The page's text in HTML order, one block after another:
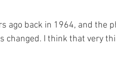
ago back in 1964, and the
changed. I think that very